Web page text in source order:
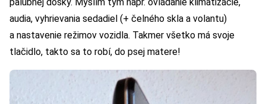
palubnej dosky. Myslím tým napr. ovládanie klimatizácie,
audia, vyhrievania sedadiel (+ čelného skla a volantu)
a nastavenie režimov vozidla. Takmer všetko má svoje
tlačidlo, takto sa to robí, do psej matere!